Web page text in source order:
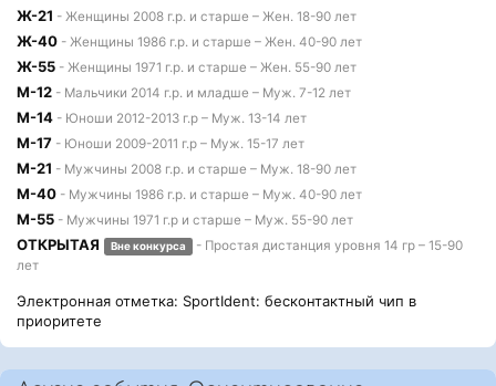
Ж-21 - Женщины 2008 г.р. и старше – Жен. 18-90 лет
Ж-40 - Женщины 1986 г.р. и старше – Жен. 40-90 лет
Ж-55 - Женщины 1971 г.р. и старше – Жен. 55-90 лет
М-12 - Мальчики 2014 г.р. и младше – Муж. 7-12 лет
М-14 - Юноши 2012-2013 г.р – Муж. 13-14 лет
М-17 - Юноши 2009-2011 г.р – Муж. 15-17 лет
М-21 - Мужчины 2008 г.р. и старше – Муж. 18-90 лет
М-40 - Мужчины 1986 г.р. и старше – Муж. 40-90 лет
М-55 - Мужчины 1971 г.р и старше – Муж. 55-90 лет
ОТКРЫТАЯ Вне конкурса
- Простая дистанция уровня 14 гр – 15-90
лет
Электронная отметка: SportIdent: бесконтактный чип в
приоритете